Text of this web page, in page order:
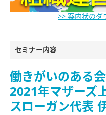
>> 案内状のダ
セミナー内容
働きがいのある会
2021年マザーズ
スローガン代表